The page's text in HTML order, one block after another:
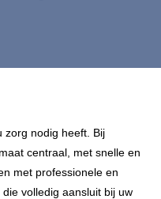
zorg nodig heeft. Bij
centraal, met snelle en
met professionele en
volledig aansluit bij uw